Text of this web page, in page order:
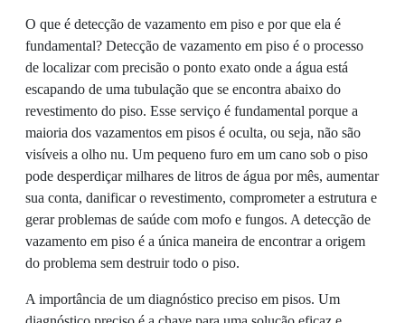
O que é detecção de vazamento em piso e por que ela é
fundamental? Detecção de vazamento em piso é o processo
de localizar com precisão o ponto exato onde a água está
escapando de uma tubulação que se encontra abaixo do
revestimento do piso. Esse serviço é fundamental porque a
maioria dos vazamentos em pisos é oculta, ou seja, não são
visíveis a olho nu. Um pequeno furo em um cano sob o piso
pode desperdiçar milhares de litros de água por mês, aumentar
sua conta, danificar o revestimento, comprometer a estrutura e
gerar problemas de saúde com mofo e fungos. A detecção de
vazamento em piso é a única maneira de encontrar a origem
do problema sem destruir todo o piso.
A importância de um diagnóstico preciso em pisos. Um